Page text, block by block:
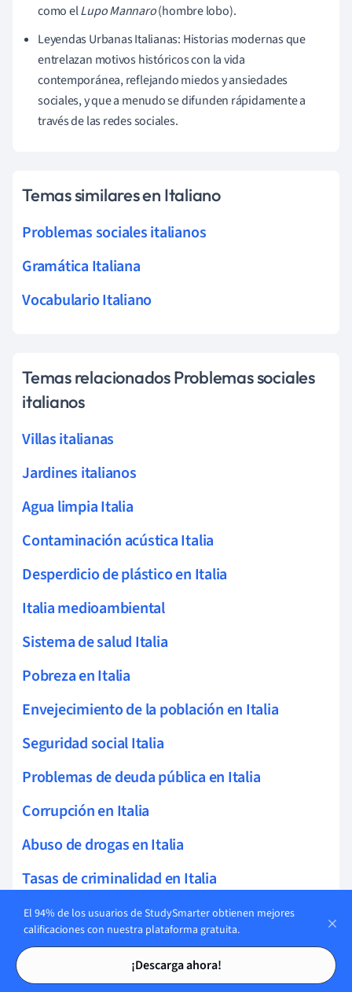
Tarjetas de estudio
Tarjetas de estudio
como elLupo Mannaro(hombre lobo).
Leyendas Urbanas Italianas: Historias modernas que
entrelazan motivos históricos con la vida
contemporánea, reflejando miedos y ansiedades
sociales, y que a menudo se difunden rápidamente a
través de las redes sociales.
Temas similares en Italiano
Problemas sociales italianos
Gramática Italiana
Vocabulario Italiano
Temas relacionados Problemas sociales
italianos
Villas italianas
Jardines italianos
Agua limpia Italia
Contaminación acústica Italia
Desperdicio de plástico en Italia
Italia medioambiental
Sistema de salud Italia
Pobreza en Italia
Envejecimiento de la población en Italia
Seguridad social Italia
Problemas de deuda pública en Italia
Corrupción en Italia
Abuso de drogas en Italia
Tasas de criminalidad en Italia
Sistema penitenciario Italia
Brecha digital Italia
Reforma educativa Italia
El 94% de los usuarios de StudySmarter obtienen mejores
calificaciones con nuestra plataforma gratuita.
¡Descarga ahora!